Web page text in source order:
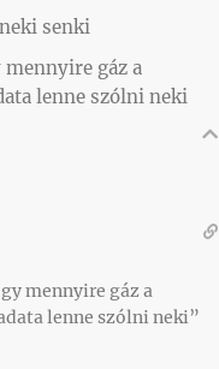
senki
gáz a
lenne szólni neki
mennyire gáz a
lenne szólni neki”